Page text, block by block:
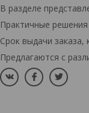
В разделе
Практичные
Срок выдачи заказа,
Предлагаются с